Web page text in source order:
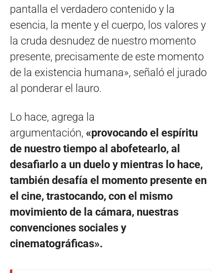
pantalla el verdadero contenido y la
esencia, la mente y el cuerpo, los valores y
la cruda desnudez de nuestro momento
presente, precisamente de este momento
de la existencia humana», señaló el jurado
al ponderar el lauro.
Lo hace, agrega la
argumentación, «provocando el espíritu
de nuestro tiempo al abofetearlo, al
desafiarlo a un duelo y mientras lo hace,
también desafía el momento presente en
el cine, trastocando, con el mismo
movimiento de la cámara, nuestras
convenciones sociales y
cinematográficas».